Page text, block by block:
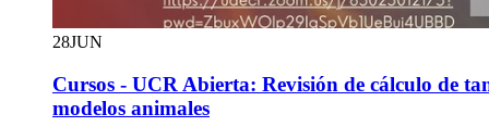
28JUN
Cursos - UCR Abierta: Revisión de cálculo de
modelos animales